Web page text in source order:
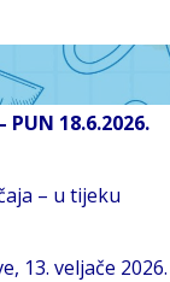
PUN 18.6.2026.
– u tijeku
13. veljače 2026.